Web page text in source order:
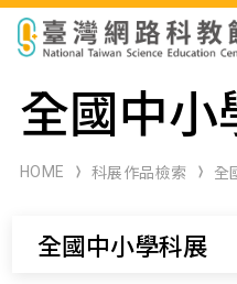
科展作品檢索
科學研習月刊
全國中小
HOME 科展作品檢索 全
全國中小學科展